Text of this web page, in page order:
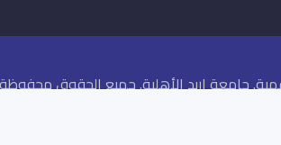
جامعة اربد الأهلية. جميع الحقوق محفوظة